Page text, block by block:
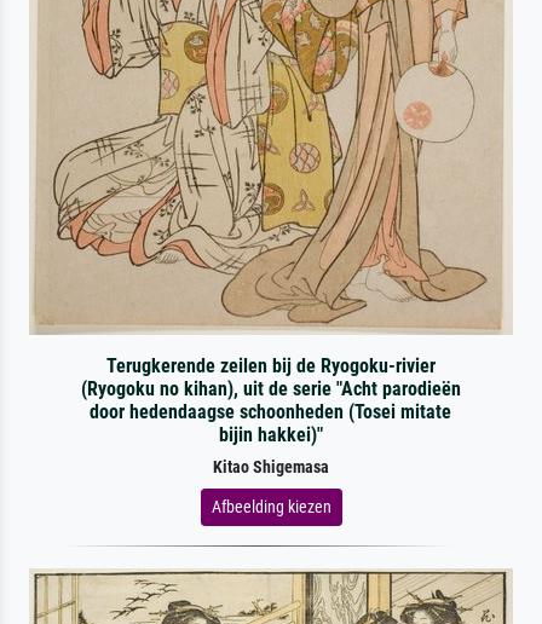
Terugkerende zeilen bij de Ryogoku-rivier
(Ryogoku no kihan), uit de serie "Acht parodieën
door hedendaagse schoonheden (Tosei mitate
bijin hakkei)"
Kitao Shigemasa
Afbeelding kiezen